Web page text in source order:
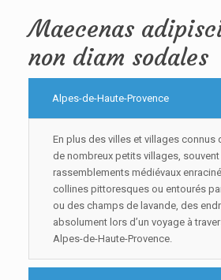
Maecenas
non diam sodales
Alpes-de-Haute-Provence
En plus des villes et villages connus
de nombreux petits villages,
rassemblements médiévaux
collines pittoresques ou entourés
ou des champs de lavande, des
absolument lors d’un voyage à
Alpes-de-Haute-Provence.